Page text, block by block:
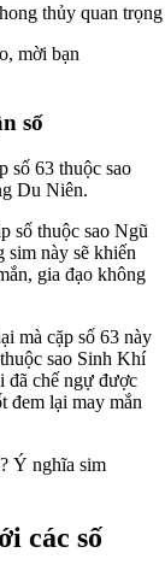
thủy quan trọng
mời bạn
số
số 63 thuộc sao
Du Niên.
số thuộc sao Ngũ
này sẽ khiến
gia đạo không
mà cặp số 63 này
sao Sinh Khí
đã chế ngự được
đem lại may mắn
Ý nghĩa sim
các số